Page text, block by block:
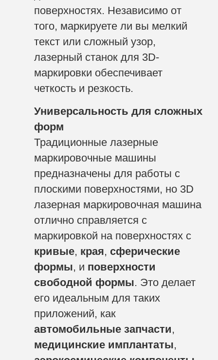
поверхностях. Независимо от
того, маркируете ли вы мелкий
текст или сложный узор,
лазерный станок для 3D-
маркировки обеспечивает
четкость и резкость.
Универсальность для сложных
форм
Традиционные лазерные
маркировочные машины
предназначены для работы с
плоскими поверхностями, но 3D
лазерная маркировочная машина
отлично справляется с
маркировкой на поверхностях с
кривые, края, сферические
формы, и поверхности
свободной формы. Это делает
его идеальным для таких
приложений, как
автомобильные запчасти,
медицинские имплантаты,